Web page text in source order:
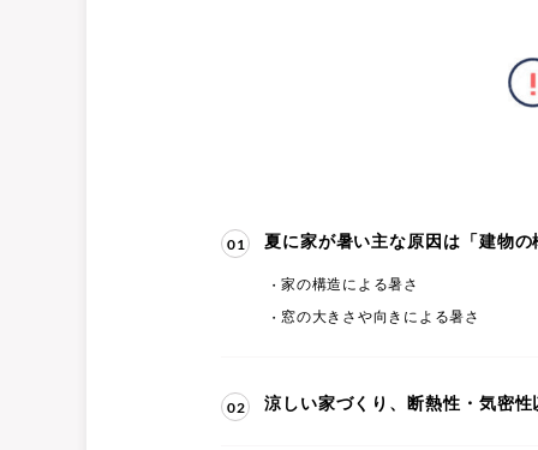
01 夏に家が暑い主な原因は「建物
家の構造による暑さ
窓の大きさや向きによる暑さ
02 涼しい家づくり、断熱性・気密